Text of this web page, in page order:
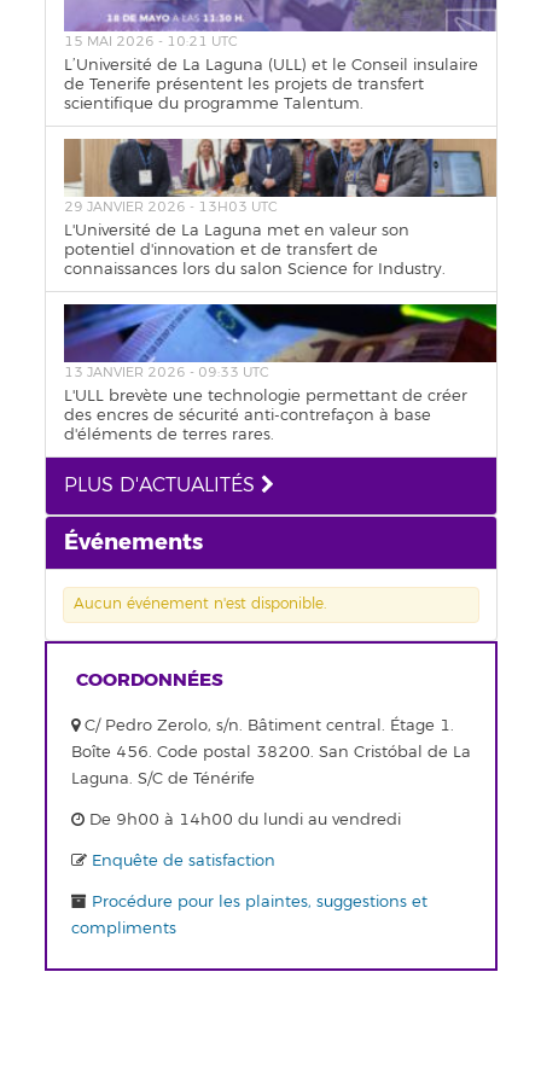
15 MAI 2026 - 10:21 UTC
L’Université de La Laguna (ULL) et le Conseil insulaire
de Tenerife présentent les projets de transfert
scientifique du programme Talentum.
29 JANVIER 2026 - 13H03 UTC
L'Université de La Laguna met en valeur son
potentiel d'innovation et de transfert de
connaissances lors du salon Science for Industry.
13 JANVIER 2026 - 09:33 UTC
L'ULL brevète une technologie permettant de créer
des encres de sécurité anti-contrefaçon à base
d'éléments de terres rares.
PLUS D'ACTUALITÉS
Événements
Aucun événement n'est disponible.
COORDONNÉES
C/ Pedro Zerolo, s/n. Bâtiment central. Étage 1.
Boîte 456. Code postal 38200. San Cristóbal de La
Laguna. S/C de Ténérife
De 9h00 à 14h00 du lundi au vendredi
Enquête de satisfaction
Procédure pour les plaintes, suggestions et
compliments